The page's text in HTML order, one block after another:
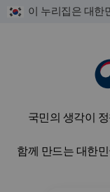
이 누리집은 대한
국민의 생각이
함께 만드는 대한